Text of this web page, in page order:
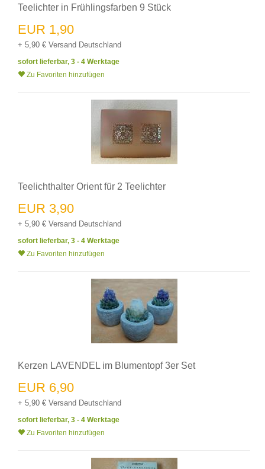
Teelichter in Frühlingsfarben 9 Stück
EUR 1,90
+ 5,90 € Versand Deutschland
sofort lieferbar, 3 - 4 Werktage
Zu Favoriten hinzufügen
Teelichthalter Orient für 2 Teelichter
EUR 3,90
+ 5,90 € Versand Deutschland
sofort lieferbar, 3 - 4 Werktage
Zu Favoriten hinzufügen
Kerzen LAVENDEL im Blumentopf 3er Set
EUR 6,90
+ 5,90 € Versand Deutschland
sofort lieferbar, 3 - 4 Werktage
Zu Favoriten hinzufügen